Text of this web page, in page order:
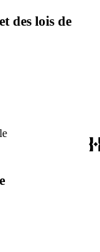
des lois de